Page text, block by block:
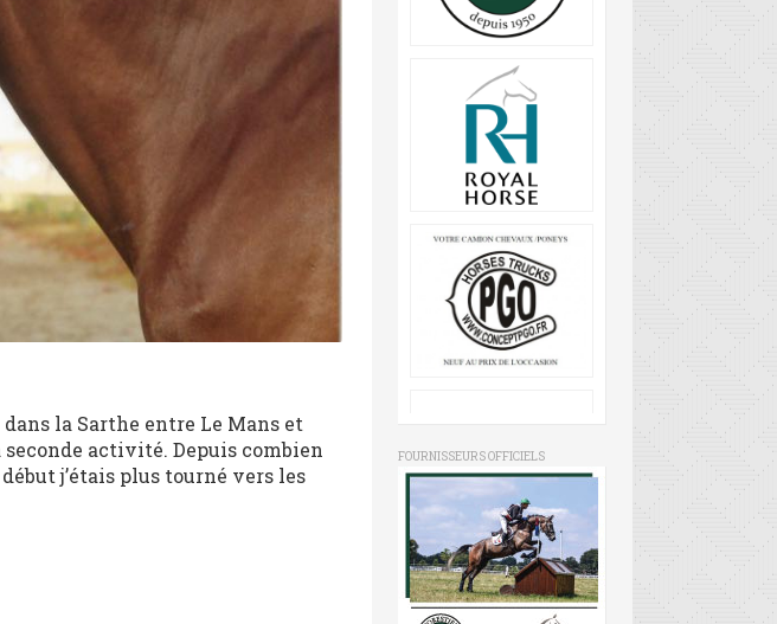
la Sarthe entre Le Mans et
seconde activité. Depuis combien
j’étais plus tourné vers les
FOURNISSEURS OFFICIELS